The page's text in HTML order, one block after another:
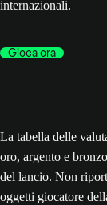
internazionali.
Gioca ora
La tabella delle
oro, argento e
del lancio. Non
oggetti giocatore